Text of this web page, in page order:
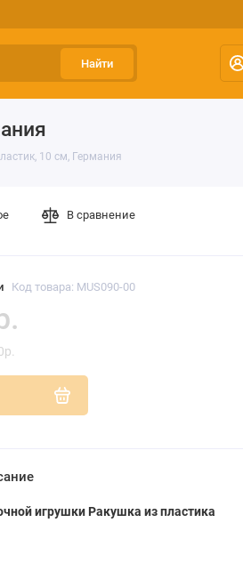
Найти
10 см, Германия
Код товара: MUS090-00
В сравнение
игрушки Ракушка из пластика